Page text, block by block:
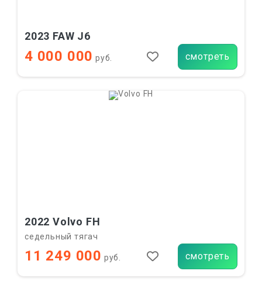
2023 FAW J6
4 000 000 руб. смотреть
2022 Volvo FH
седельный тягач
11 249 000 руб. смотреть